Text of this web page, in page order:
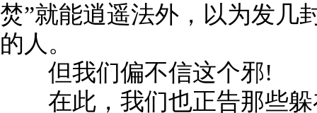
焚”就能逍遥法外，以为发几
的人。
但我们偏不信这个邪!
在此，我们也正告那些躲